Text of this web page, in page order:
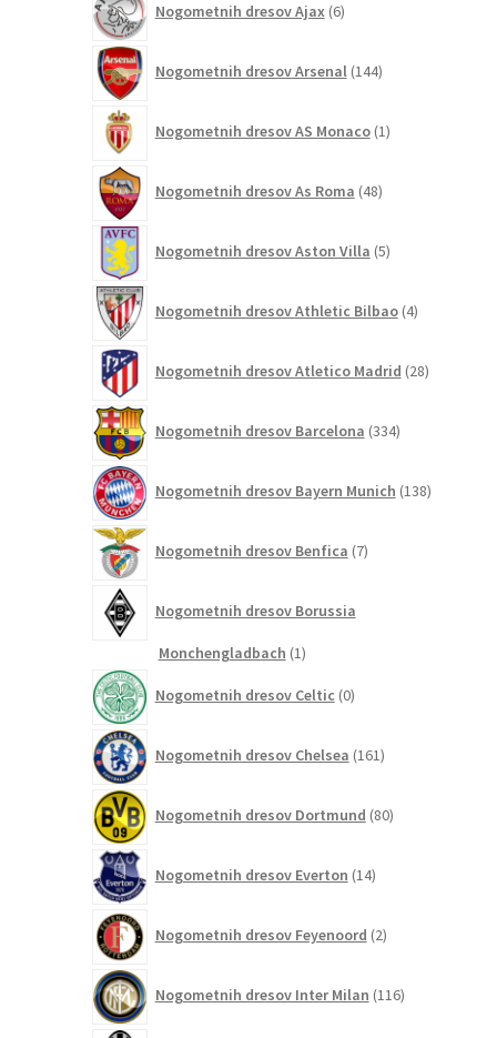
Nogometnih dresov Ajax 6izdelkov
Nogometnih dresov Arsenal 144izdelkov
Nogometnih dresov AS Monaco 1izdelek
Nogometnih dresov As Roma 48izdelkov
Nogometnih dresov Aston Villa 5izdelkov
Nogometnih dresov Athletic Bilbao 4izdelki
Nogometnih dresov Atletico Madrid 28izdelkov
Nogometnih dresov Barcelona 334izdelkov
Nogometnih dresov Bayern Munich 138izdelkov
Nogometnih dresov Benfica 7izdelkov
Nogometnih dresov Borussia
Monchengladbach 11
Nogometnih dresov Celtic 0izdelkov
Nogometnih dresov Chelsea 161izdelkov
Nogometnih dresov Dortmund 80izdelkov
Nogometnih dresov Everton 14izdelkov
Nogometnih dresov Feyenoord 2izdelka
Nogometnih dresov Inter Milan 116izdelkov